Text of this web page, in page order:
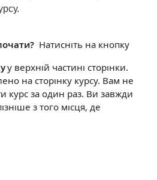
Натисніть на кнопку
уу верхній частині сторінки.
на сторінку курсу. Вам не
курс за один раз. Ви завжди
з того місця, де